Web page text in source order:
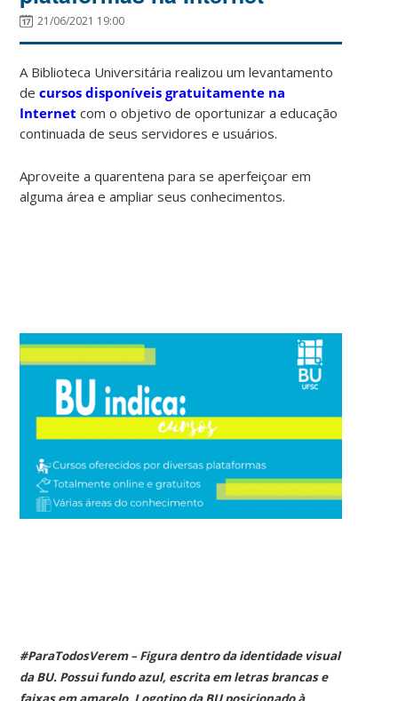
21/06/2021 19:00
A Biblioteca Universitária realizou um levantamento
decursos disponíveis gratuitamente na
Internet com o objetivo de oportunizar a educação
continuada de seus servidores e usuários.
Aproveite a quarentena para se aperfeiçoar em
alguma área e ampliar seus conhecimentos.
#ParaTodosVerem – Figura dentro da identidade visual
da BU. Possui fundo azul, escrita em letras brancas e